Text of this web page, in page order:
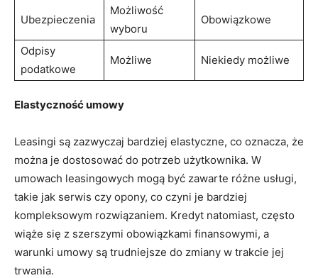
Ubezpieczenia
Możliwość
wyboru
Obowiązkowe
Odpisy
podatkowe
Możliwe Niekiedy ​możliwe
Elastyczność umowy
Leasingi są zazwyczaj bardziej elastyczne, co oznacza, że
można je dostosować do ​potrzeb użytkownika. W
umowach leasingowych mogą być zawarte różne usługi,
takie⁤ jak ‍serwis czy opony, co czyni je bardziej
kompleksowym rozwiązaniem. Kredyt natomiast, często
wiąże się z szerszymi obowiązkami finansowymi, a
warunki ‌umowy⁢ są trudniejsze do zmiany w trakcie jej
trwania.